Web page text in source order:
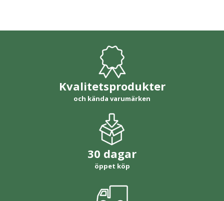
Kvalitetsprodukter
och kända varumärken
30 dagar
öppet köp